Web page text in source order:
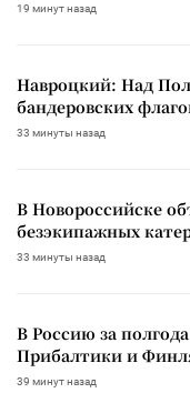
19 минут назад
Навроцкий: Над
бандеровских
33 минуты назад
В Новороссийске
безэкипажных
33 минуты назад
В Россию за
Прибалтики и
39 минут назад